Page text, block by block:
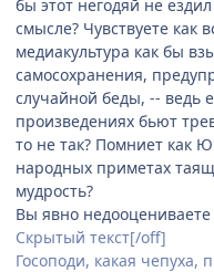
бы этот негодяй не
смысле? Чувствуете как
медиакультура как бы
самосохранения,
случайной беды, -- ведь
произведениях бьют
то не так? Помниет как
народных приметах
мудрость?
Вы явно
Cкрытый текст[/off]
Госоподи, какая чепуха,